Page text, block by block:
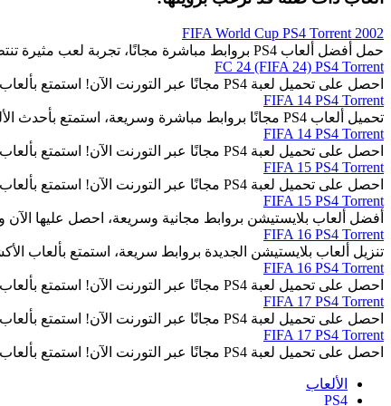
2002 FIFA World Cup PS4 Torrent
حمل أفضل ألعاب PS4 بروابط مباشرة مجانًا، تجربة لعب مثيرة تنتظرك.
FC 24 (FIFA 24) PS4 Torrent
احصل على تحميل لعبة PS4 مجانًا عبر التورنت الآن! استمتع بألعاب رائعة وجذابة بسهولة.
FIFA 14 PS4 Torrent
تحميل ألعاب PS4 مجانًا بروابط مباشرة وسريعة، استمتع بأحدث الألعاب المثيرة والمتنوعة.
FIFA 14 PS4 Torrent
احصل على تحميل لعبة PS4 مجانًا عبر التورنت الآن! استمتع بألعاب رائعة وجذابة بسهولة.
FIFA 15 PS4 Torrent
احصل على تحميل لعبة PS4 مجانًا عبر التورنت الآن! استمتع بألعاب رائعة وجذابة بسهولة.
FIFA 15 PS4 Torrent
أفضل ألعاب بلايستيشن بروابط مجانية وسريعة، احصل عليها الآن
FIFA 16 PS4 Torrent
تنزيل ألعاب بلايستيشن الجديدة بروابط سريعة، استمتع بألعاب
FIFA 16 PS4 Torrent
احصل على تحميل لعبة PS4 مجانًا عبر التورنت الآن! استمتع بألعاب رائعة وجذابة بسهولة.
FIFA 17 PS4 Torrent
احصل على تحميل لعبة PS4 مجانًا عبر التورنت الآن! استمتع بألعاب رائعة وجذابة بسهولة.
FIFA 17 PS4 Torrent
احصل على تحميل لعبة PS4 مجانًا عبر التورنت الآن! استمتع بألعاب رائعة وجذابة بسهولة.
الألعاب
PS4